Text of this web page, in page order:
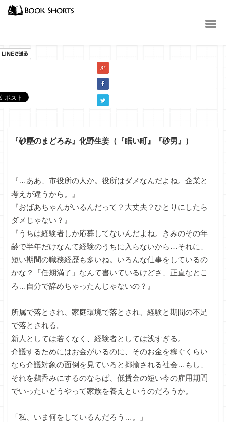
『砂塵のまどろみ』化野生姜（『眠い町』『砂男』）
『…ああ、市役所の人か。役所はダメなんだよね。企業と
考えが違うから。』
『おばあちゃんがいるんだって？大丈夫？ひとりにしたら
ダメじゃない？』
『うちは経験者しか応募してないんだよね。きみのその年
齢で半年だけなんて経験のうちに入らないから…それに、
短い期間の職務経歴も多いね。いろんな仕事をしているの
かな？「任期満了」なんて書いているけどさ、正直なとこ
ろ…自分で辞めちゃったんじゃないの？』
所属で落とされ、家庭環境で落とされ、経験と期間の不足
で落とされる。
新人としては若くなく、経験者としては浅すぎる。
介護するためにはお金がいるのに、そのお金を稼ぐくらい
なら介護対象の面倒を見ていろと揶揄される社会…もし、
それを鵜呑みにするのならば、低賃金の短い今の雇用期間
でいったいどうやって家族を養えというのだろうか。
「私、いま何をしているんだろう…。」